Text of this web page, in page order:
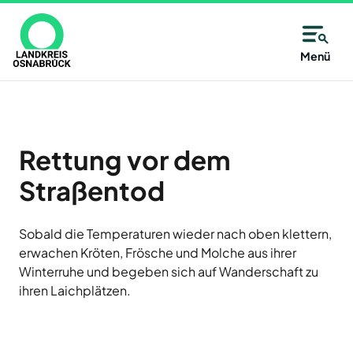
zum
Inhalt
Menü
Rettung vor dem
Straßentod
Sobald die Temperaturen wieder nach oben klettern,
erwachen Kröten, Frösche und Molche aus ihrer
Winterruhe und begeben sich auf Wanderschaft zu
ihren Laichplätzen.
Unsere
AWIGO
Abfallwirtschaft
Landkreis
Osnabrück
Landkreis
Osnabrück
eG
Deula
Freren
Immer
–
alle
14
Tage
neu
Jetzt
Allgemeine
Kontaktinformationen
Osnabrück
Zutritt
nur
mit
Kreisangehörige
Kommunen
aus
auf
der
Karte
aus
der
Liste
eine